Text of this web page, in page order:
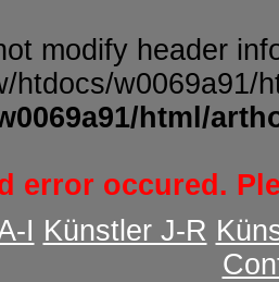
modify header
htdocs/w0069a91/
html/
error occured.
I Künstler J-R